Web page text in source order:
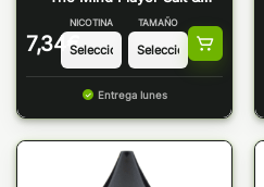
7,34 €
NICOTINA TAMAÑO
Entrega lunes